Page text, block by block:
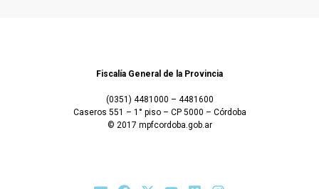
Fiscalía General de la Provincia
(0351) 4481000 – 4481600
Caseros 551 – 1° piso – CP 5000 – Córdoba
© 2017 mpfcordoba.gob.ar